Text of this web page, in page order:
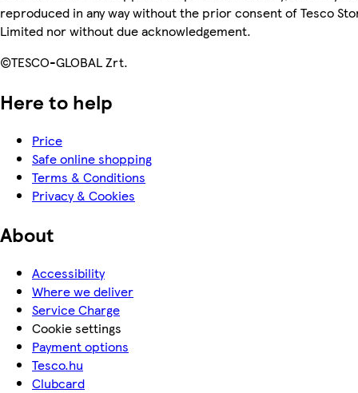
reproduced in any way without the prior consent of Tesco
Limited nor without due acknowledgement.
©TESCO-GLOBAL Zrt.
Here to help
Price
Safe online shopping
Terms & Conditions
Privacy & Cookies
About
Accessibility
Where we deliver
Service Charge
Cookie settings
Payment options
Tesco.hu
Clubcard